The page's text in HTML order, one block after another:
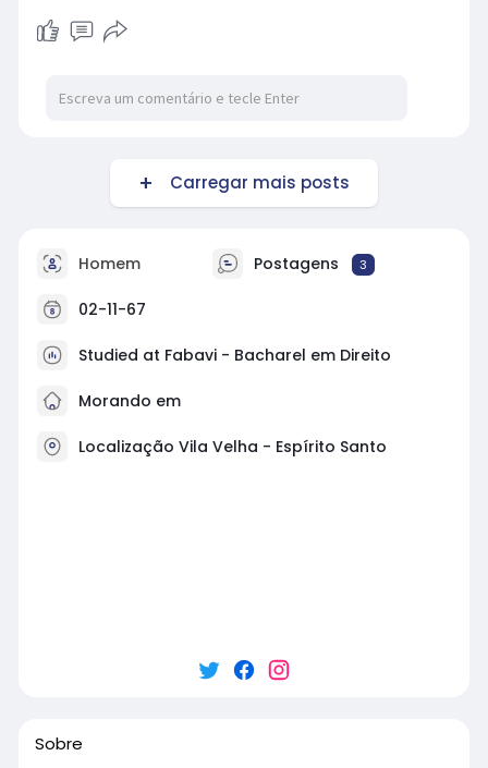
Carregar mais posts
Homem Postagens 3
02-11-67
Studied at Fabavi - Bacharel em Direito
Morando em
Localização Vila Velha - Espírito Santo
Sobre